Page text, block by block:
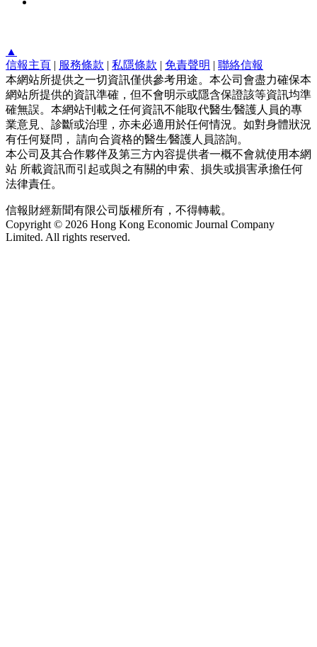
▲
信報主頁 | 服務條款 | 私隱條款 | 免責聲明 | 聯絡信報
本網站所提供之一切資訊僅供參考用途。本公司會盡力確保本
網站所提供的資訊準確，但不會明示或隱含保證該等資訊均準
確無誤。本網站刊載之任何資訊不能取代醫生∕醫護人員的專
業意見、診斷或治理，亦未必適用於任何情況。如對身體狀況
有任何疑問， 請向合資格的醫生∕醫護人員諮詢。
本公司及其合作夥伴及第三方內容提供者一概不會就使用本網
站 所載資訊而引起或與之有關的申索、損失或損害承擔任何
法律責任。
信報財經新聞有限公司版權所有，不得轉載。
Copyright © 2026 Hong Kong Economic Journal Company
Limited. All rights reserved.